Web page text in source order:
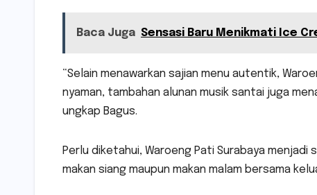
Baca Juga Sensasi Baru Menikmati Ice
“Selain menawarkan sajian menu autentik,
nyaman, tambahan alunan musik santai juga
ungkap Bagus.
Perlu diketahui, Waroeng Pati Surabaya
makan siang maupun makan malam bersama